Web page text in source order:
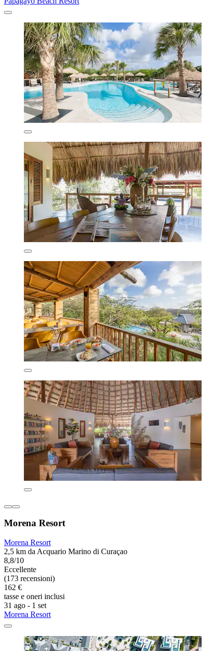
Morena Resort
Morena Resort
2,5 km da Acquario Marino di Curaçao
8,8/10
Eccellente
(173 recensioni)
162 €
tasse e oneri inclusi
31 ago - 1 set
Morena Resort